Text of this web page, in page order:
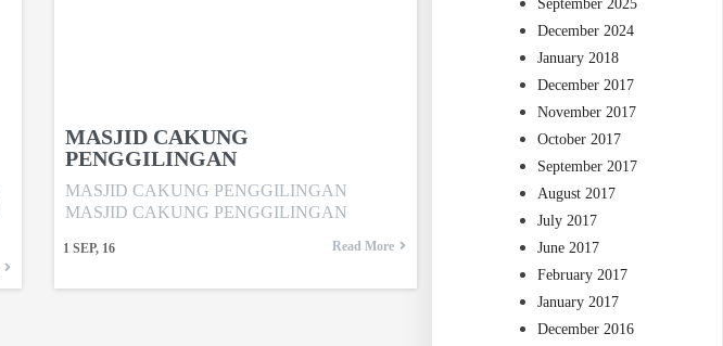
MASJID CAKUNG
PENGGILINGAN
1 SEP, 16
MASJID CAKUNG PENGGILINGAN
MASJID CAKUNG PENGGILINGAN
Read More
September 2025
December 2024
January 2018
December 2017
November 2017
October 2017
September 2017
August 2017
July 2017
June 2017
February 2017
January 2017
December 2016